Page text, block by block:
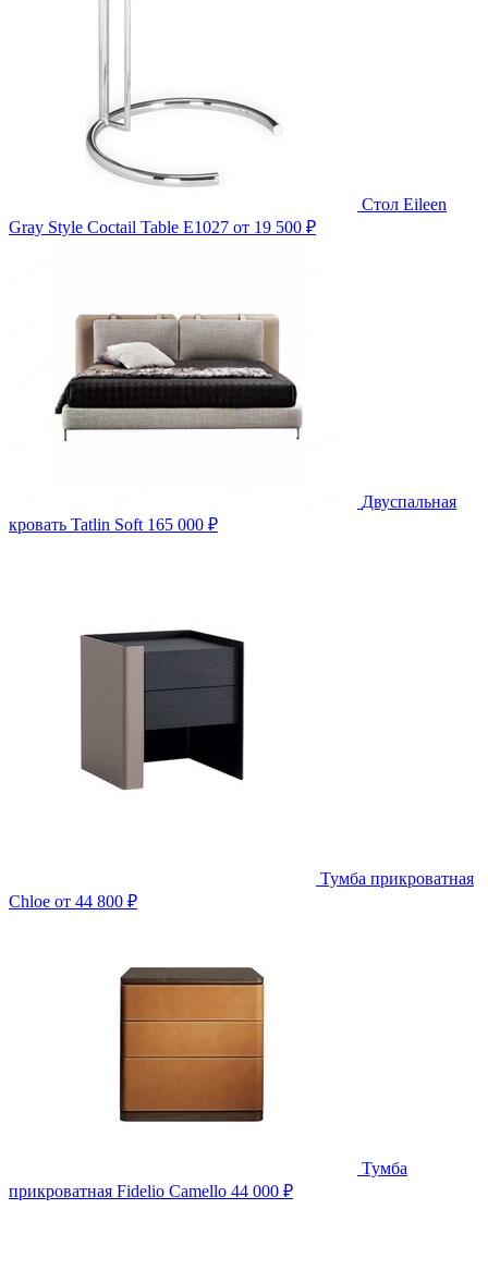
Стол Eileen
Gray Style Coctail Table E1027 от 19 500 ₽
Двуспальная
кровать Tatlin Soft 165 000 ₽
Тумба прикроватная
Chloe от 44 800 ₽
Тумба
прикроватная Fidelio Camello 44 000 ₽